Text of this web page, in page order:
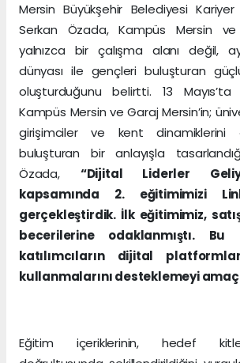
Mersin Büyükşehir Belediyesi
Serkan Özada, Kampüs Mersin ve
yalnızca bir çalışma alanı değil,
dünyası ile gençleri buluşturan
oluşturduğunu belirtti. 13
Kampüs Mersin ve Garaj Mersin’in;
girişimciler ve kent dinamiklerini
buluşturan bir anlayışla
Özada, “Dijital Liderler
kapsamında 2. eğitimimizi
gerçekleştirdik. İlk eğitimimiz,
becerilerine odaklanmıştı. Bu
katılımcıların dijital
kullanmalarını desteklemeyi
Eğitim içeriklerinin, hedef